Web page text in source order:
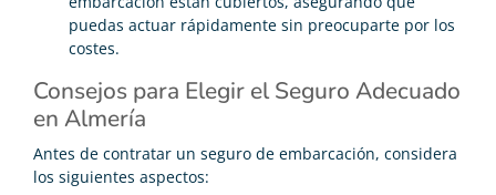
puedas actuar rápidamente sin preocuparte por los
costes.
Consejos para Elegir el Seguro Adecuado
en Almería
Antes de contratar un seguro de embarcación, considera
los siguientes aspectos: